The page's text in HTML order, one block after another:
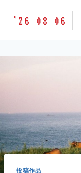
胶
味
'26 08 06
投稿作品